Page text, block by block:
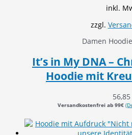
inkl.
zzgl.
Damen
It’s in My DNA –
Hoodie mit
56,85
Versandkostenfrei ab 99€